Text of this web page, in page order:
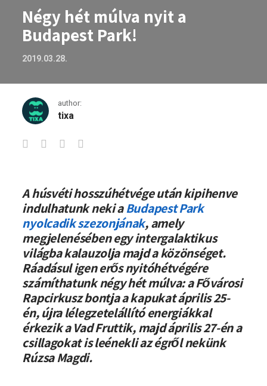
Négy hét múlva nyit a
Budapest Park!
2019.03.28.
author:
tixa
Négy hét múlva nyit a Budapest Park!
A húsvéti hosszúhétvége után kipihenve
indulhatunk neki aBudapest Park
nyolcadik szezonjának, amely
megjelenésében egy intergalaktikus
világba kalauzolja majd a közönséget.
Ráadásul igen erős nyitóhétvégére
számíthatunk négy hét múlva: a Fővárosi
Rapcirkusz bontja a kapukat április 25-
én, újra lélegzetelállító energiákkal
érkezik a Vad Fruttik, majd április 27-én a
csillagokat is leénekli az égről nekünk
Rúzsa Magdi.